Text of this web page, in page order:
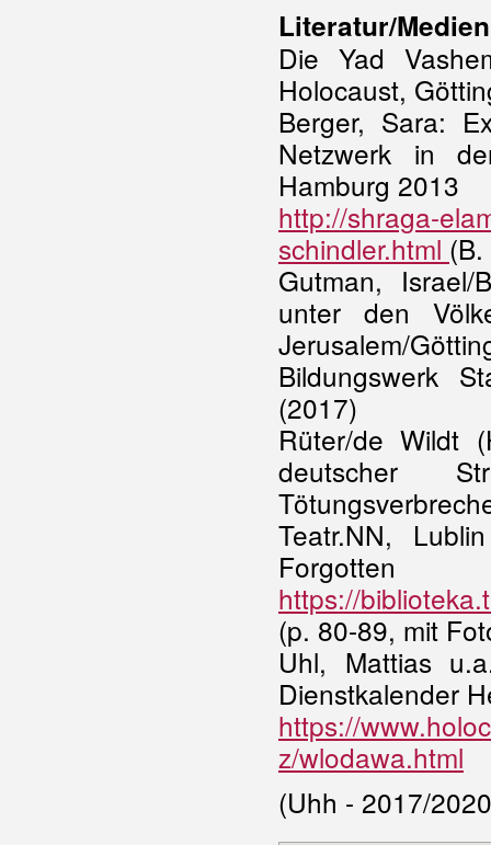
Literatur/Medien
Die Yad
Holocaust,
Berger, Sara:
Netzwerk in
Hamburg 2013
http://shraga-
schindler.html
Gutman,
unter den
Jerusalem/
Bildungswerk
(2017)
Rüter/de Wildt
deutscher
Teatr.NN,
https://
(p. 80-89, mit
Uhl, Mattias
Dienstkalender
https://
z/wlodawa.html
(Uhh - 2017/